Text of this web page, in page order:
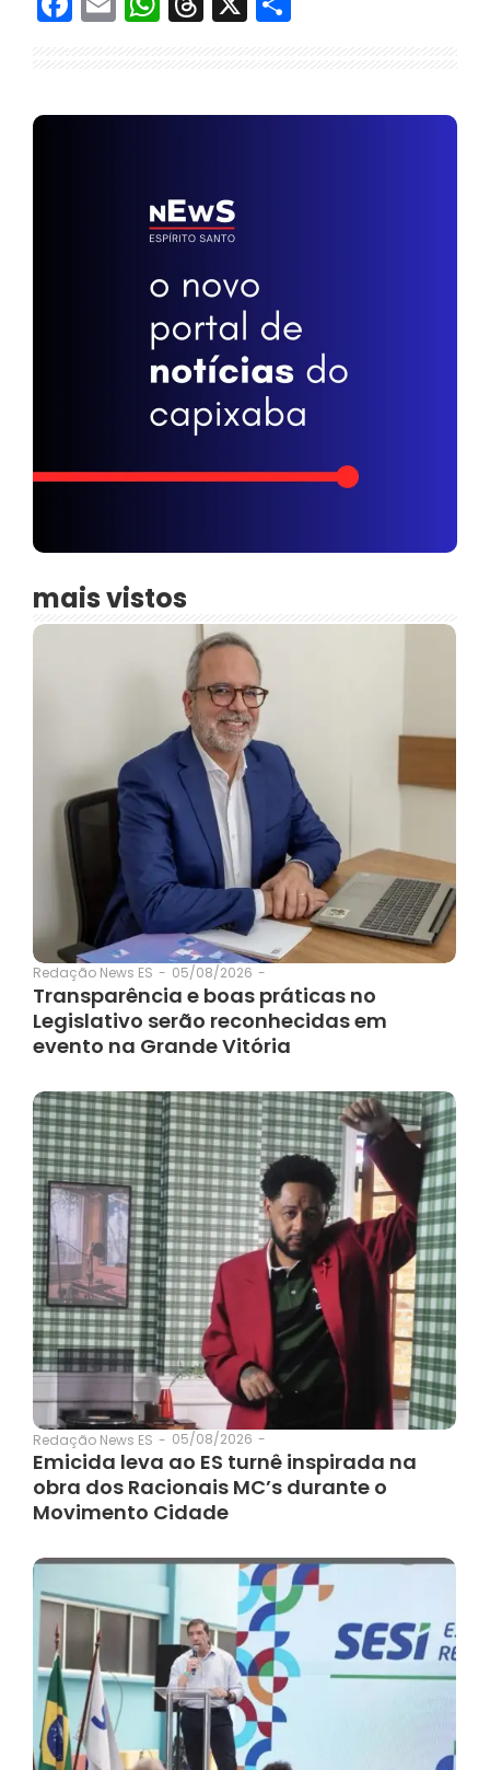
mais vistos
Redação News ES - 05/08/2026 -
Transparência e boas práticas no
Legislativo serão reconhecidas em
evento na Grande Vitória
Redação News ES - 05/08/2026 -
Emicida leva ao ES turnê inspirada na
obra dos Racionais MC’s durante o
Movimento Cidade